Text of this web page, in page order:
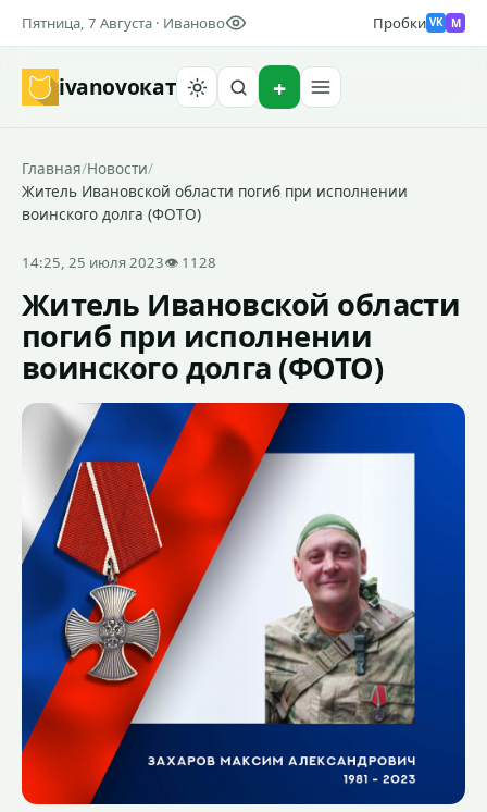
Пятница, 7 Августа · Иваново Пробки VK M
ivanovoкат
Главная/Новости/
Житель Ивановской области погиб при исполнении
воинского долга (ФОТО)
14:25, 25 июля 2023👁 1128
Житель Ивановской области
погиб при исполнении
воинского долга (ФОТО)